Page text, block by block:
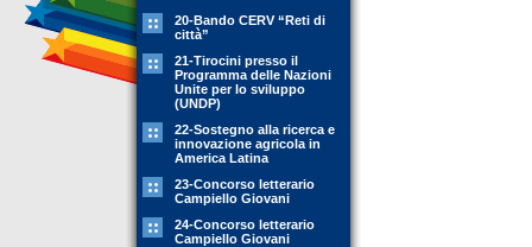
20-Bando CERV “Reti di
città”
21-Tirocini presso il
Programma delle Nazioni
Unite per lo sviluppo
(UNDP)
22-Sostegno alla ricerca e
innovazione agricola in
America Latina
23-Concorso letterario
Campiello Giovani
24-Concorso letterario
Campiello Giovani